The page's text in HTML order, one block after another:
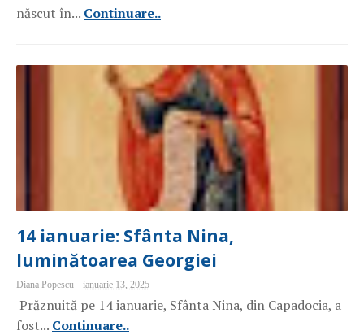
născut în... Continuare..
14 ianuarie: Sfânta Nina,
luminătoarea Georgiei
Diana Popescu ianuarie 13, 2025
Prăznuită pe 14 ianuarie, Sfânta Nina, din Capadocia, a
fost... Continuare..